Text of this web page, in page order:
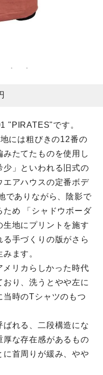
"PIRATES"です。
には粗びきの12番の
たてたものを使用し
少」といわれる旧式の
エアハウスの定番ボデ
でありながら、陰影で
ため 「シャドウボーダ
地にプリントを施す
手づくりの版がさら
ます。
リカらしかった時代
り、洗うとやや左に
時のTシャツのもつ
れる、二段構造にな
厚な存在感があるもの
首周りが緩み、やや